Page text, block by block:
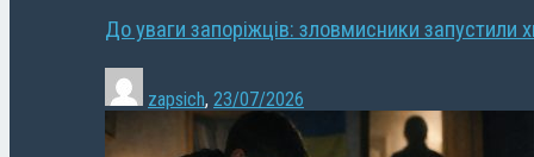
До уваги запоріжців: зловмисники запустили
zapsich, 23/07/2026